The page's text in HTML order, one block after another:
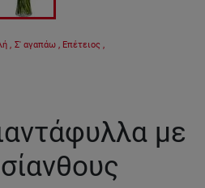
, Σ' αγαπάω , Επέτειος ,
με